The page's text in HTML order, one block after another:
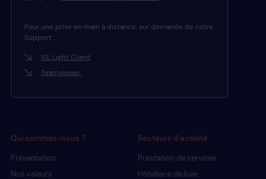
Pour une prise en main à distance, sur demande de notre
Support :
ISL Light Client
Teamviewer
Qui sommes-nous ?
Présentation
Nos valeurs
Secteurs d’activité
Prestation de services
Hôtellerie de luxe